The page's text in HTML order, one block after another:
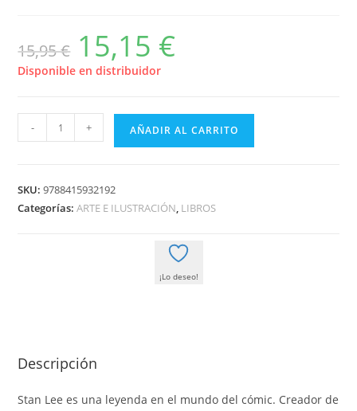
15,95€
El
precio
original
era:
15,15 €
Disponible en distribuidor
APRENDE
A
CON
- + AÑADIR AL CARRITO
SKU:9788415932192
Categorías:ARTE E ILUSTRACIÓN, LIBROS
¡Lo deseo!
Descripción
Stan Lee es una leyenda en el mundo del cómic. Creador de